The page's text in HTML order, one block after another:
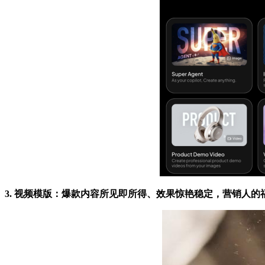
3. 视频模版：爆款内容所见即所得、效果惊艳稳定，营销人的